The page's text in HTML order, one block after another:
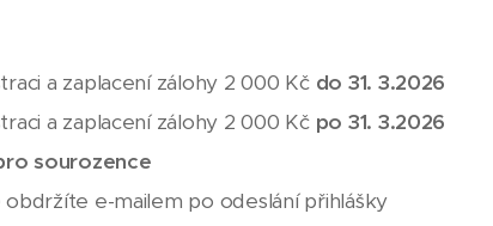
a zaplacení zálohy 2 000 Kčdo 31. 3.2026
a zaplacení zálohy 2 000 Kčpo 31. 3.2026
sourozence
e-mailem po odeslání přihlášky